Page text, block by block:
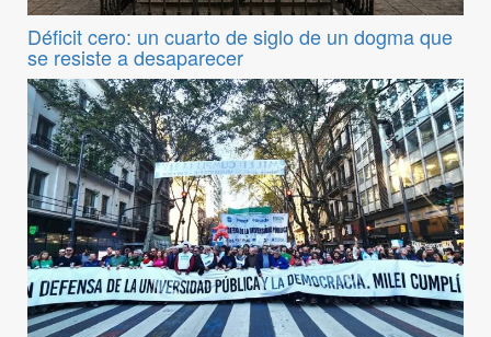
Déficit cero: un cuarto de siglo de un dogma que
se resiste a desaparecer